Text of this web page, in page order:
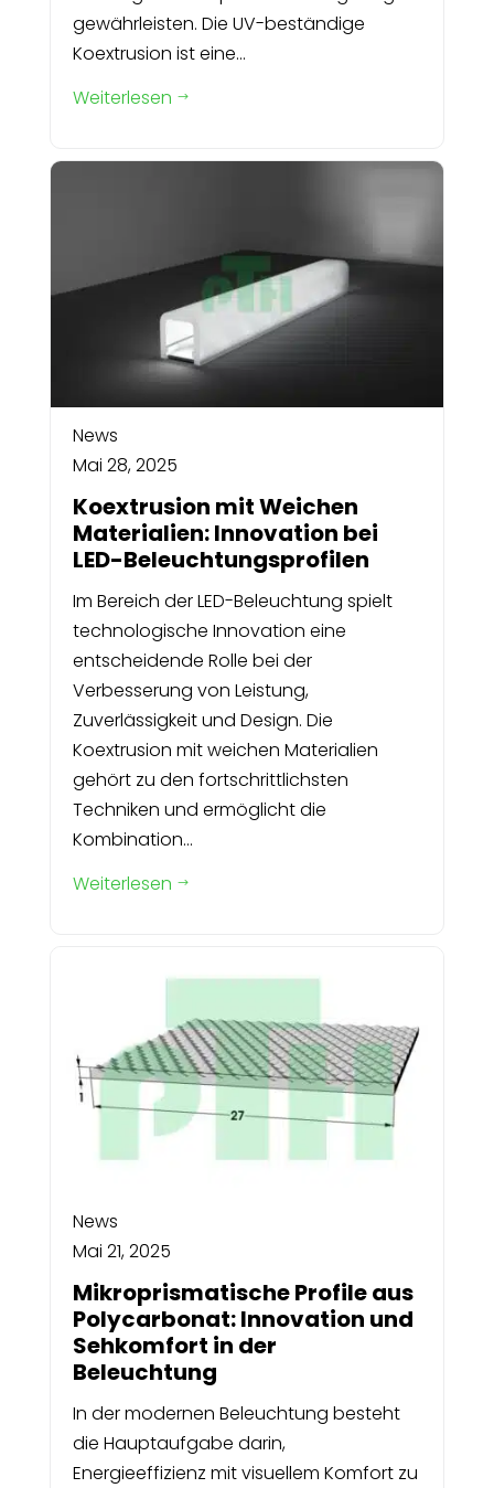
gewährleisten. Die UV-beständige
Koextrusion ist eine...
Weiterlesen $
News
Mai 28, 2025
Koextrusion mit Weichen
Materialien: Innovation bei
LED-Beleuchtungsprofilen
Im Bereich der LED-Beleuchtung spielt
technologische Innovation eine
entscheidende Rolle bei der
Verbesserung von Leistung,
Zuverlässigkeit und Design. Die
Koextrusion mit weichen Materialien
gehört zu den fortschrittlichsten
Techniken und ermöglicht die
Kombination...
Weiterlesen $
News
Mai 21, 2025
Mikroprismatische Profile aus
Polycarbonat: Innovation und
Sehkomfort in der
Beleuchtung
In der modernen Beleuchtung besteht
die Hauptaufgabe darin,
Energieeffizienz mit visuellem Komfort zu